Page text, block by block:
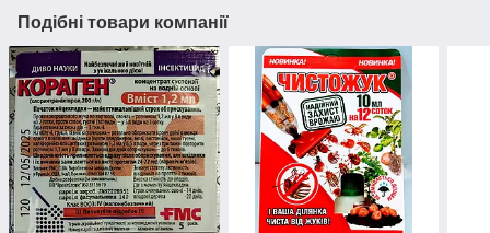
Подібні товари компанії